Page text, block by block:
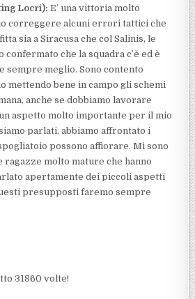
Locri): E’ una vittoria molto
correggere alcuni errori tattici che
sia a Siracusa che col Salinis, le
confermato che la squadra c’è ed è
sempre meglio. Sono contento
mettendo bene in campo gli schemi
anche se dobbiamo lavorare
aspetto molto importante per il mio
parlati, abbiamo affrontato i
possono affiorare. Mi sono
ragazze molto mature che hanno
apertamente dei piccoli aspetti
presupposti faremo sempre
31860 volte!